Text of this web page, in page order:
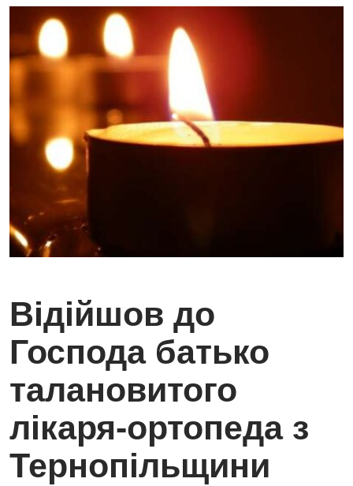
Відійшов до
Господа батько
талановитого
лікаря-ортопеда з
Тернопільщини